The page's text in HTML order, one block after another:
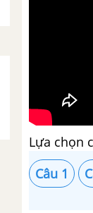
Lựa chọn
Câu 1